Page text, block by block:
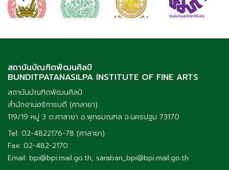
สถาบันบัณฑิตพัฒนศิลป์
BUNDITPATANASILPA INSTITUTE OF FINE ARTS
สถาบันบัณฑิตพัฒนศิลป์
สำนักงานอธิการบดี (ศาลายา)
119/19 หมู่ 3 ต.ศาลายา อ.พุทธมณฑล จ.นครปฐม 73170
Tel: 02-4822176-78 (ศาลายา)
Fax: 02-482-2170
Email: bpi@bpi.mail.go.th, saraban_bpi@bpi.mail.go.th